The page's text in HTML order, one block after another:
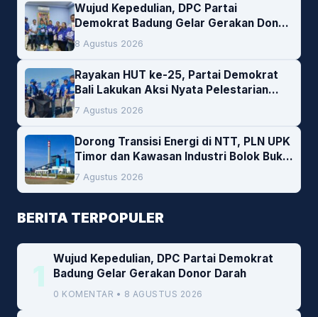
Wujud Kepedulian, DPC Partai
Demokrat Badung Gelar Gerakan Donor
Darah
8 Agustus 2026
Rayakan HUT ke-25, Partai Demokrat
Bali Lakukan Aksi Nyata Pelestarian
Lingkungan
7 Agustus 2026
Dorong Transisi Energi di NTT, PLN UPK
Timor dan Kawasan Industri Bolok Buka
Peluang Investasi Woodchip untuk
Cofiring PLTU Bolok
7 Agustus 2026
BERITA TERPOPULER
1
Wujud Kepedulian, DPC Partai Demokrat
Badung Gelar Gerakan Donor Darah
0 KOMENTAR • 8 AGUSTUS 2026